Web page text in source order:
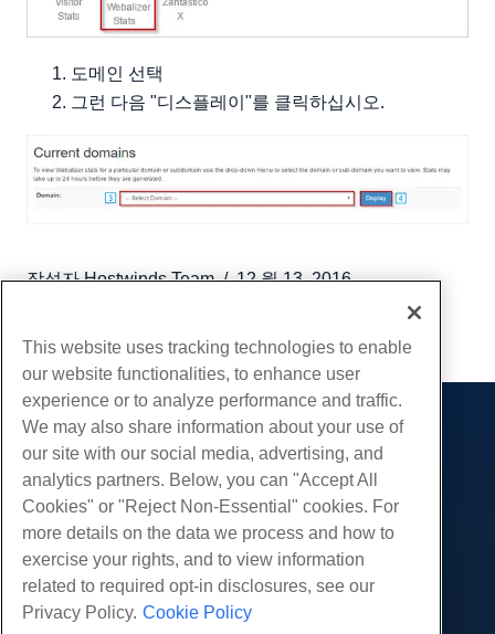
도메인 선택
그런 다음 "디스플레이"를 클릭하십시오.
작성자 Hostwinds Team/12 월 13, 2016
제품
웹 호스팅
비즈니스 호스팅
리셀러 호스팅
화이트 라벨 리셀러
관리되는 리눅스 VPS
관리되지 않는 리눅스 VPS
서비스
웹 사이트 마이그레이션
커뮤니티
제품 문서
회사
회사 소개
This website uses tracking technologies to enable
our website functionalities, to enhance user
experience or to analyze performance and traffic.
We may also share information about your use of
our site with our social media, advertising, and
analytics partners. Below, you can "Accept All
Cookies" or "Reject Non-Essential" cookies. For
more details on the data we process and how to
exercise your rights, and to view information
related to required opt-in disclosures, see our
Privacy Policy. Cookie Policy